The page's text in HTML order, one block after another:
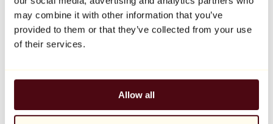
may combine it with other information that you’ve
provided to them or that they’ve collected from your use
of their services.
Allow all
Balloon Dog (Orange)
Jeff Koons
10.000 €
Artisti
Tutti i pittori